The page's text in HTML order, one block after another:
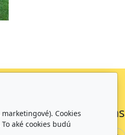
Sledujte nás
Cookies
aké cookies budú